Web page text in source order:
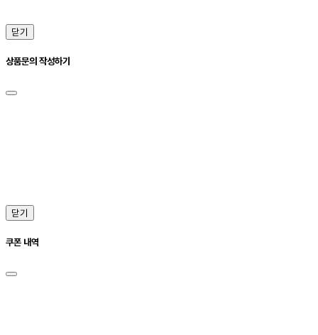
닫기
상품문의 작성하기
닫기
쿠폰 내역